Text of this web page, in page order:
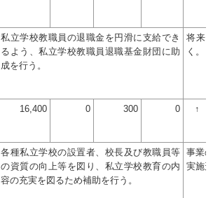
私立学校教職員の退職金を円滑に支給でき
るよう、私立学校教職員退職基金財団に助
成を行う。
将来
く。
16,400 0 300 0 ↑
各種私立学校の設置者、校長及び教職員等
の資質の向上等を図り、私立学校教育の内
容の充実を図るため補助を行う。
事業
実施